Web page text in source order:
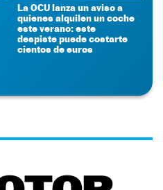
La OCU lanza un aviso a
quienes alquilen un coche
este verano: este
despiste puede costarte
cientos de euros